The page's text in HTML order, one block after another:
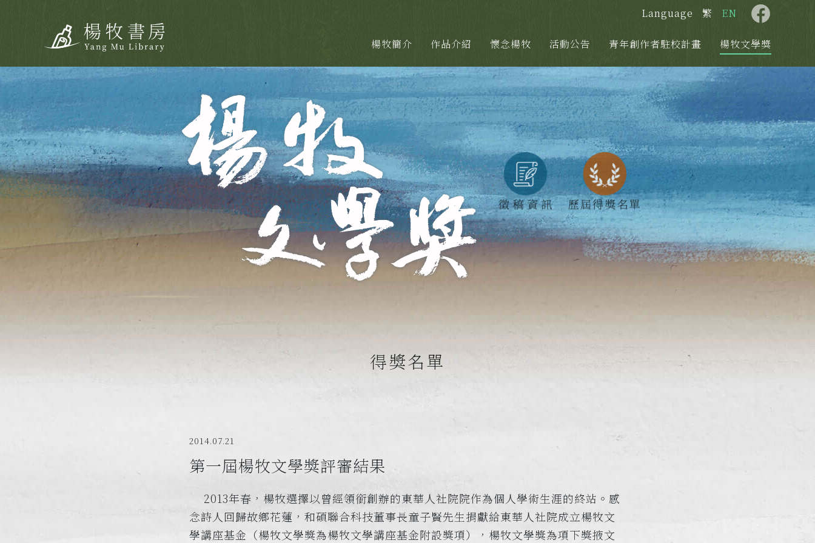
Language 繁 EN
楊牧簡介 作品介紹 懷念楊牧 活動公告 青年創作者駐校計畫 楊牧文學獎
得獎名單
2014.07.21
第一屆楊牧文學獎評審結果
2013年春，楊牧選擇以曾經領銜創辦的東華人社院院作為個人學術生涯的終站。感
念詩人回歸故鄉花蓮，和碩聯合科技董事長童子賢先生捐獻給東華人社院成立楊牧文
學講座基金（楊牧文學獎為楊牧文學講座基金附設獎項），楊牧文學獎為項下獎掖文